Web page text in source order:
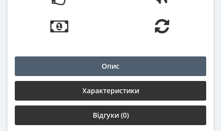
Опис
Характеристики
Відгуки (0)